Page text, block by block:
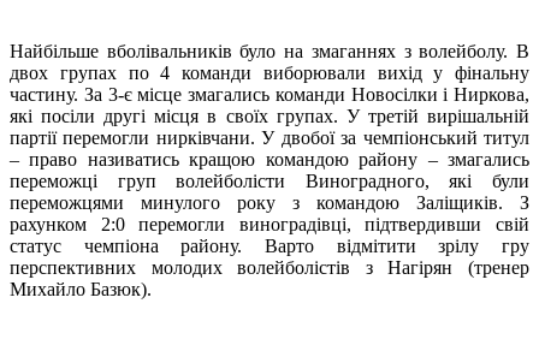
Найбільше вболівальників було на змаганнях з волейболу. В
двох групах по 4 команди виборювали вихід у фінальну
частину. За 3-є місце змагались команди Новосілки і Ниркова,
які посіли другі місця в своїх групах. У третій вирішальній
партії перемогли нирківчани. У двобої за чемпіонський титул
– право називатись кращою командою району – змагались
переможці груп волейболісти Виноградного, які були
переможцями минулого року з командою Заліщиків. З
рахунком 2:0 перемогли виноградівці, підтвердивши свій
статус чемпіона району. Варто відмітити зрілу гру
перспективних молодих волейболістів з Нагірян (тренер
Михайло Базюк).